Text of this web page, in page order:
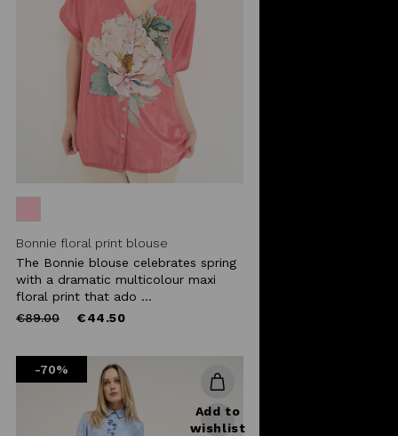
Bonnie floral print blouse
The Bonnie blouse celebrates spring
with a dramatic multicolour maxi
floral print that ado ...
Price
€89.00to €44.50
-70%
Add to
wishlist